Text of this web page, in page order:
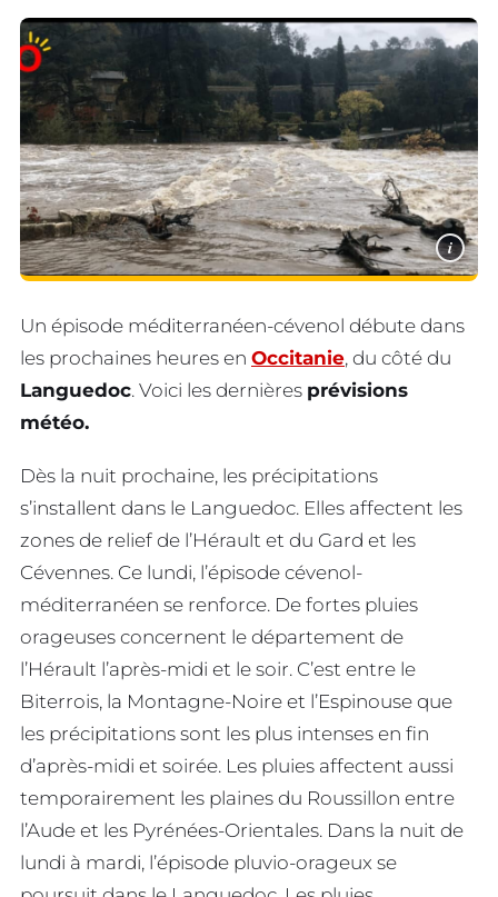
i
Un épisode méditerranéen-cévenol débute dans
les prochaines heures en Occitanie, du côté du
Languedoc. Voici les dernières prévisions
météo.
Dès la nuit prochaine, les précipitations
s’installent dans le Languedoc. Elles affectent les
zones de relief de l’Hérault et du Gard et les
Cévennes. Ce lundi, l’épisode cévenol-
méditerranéen se renforce. De fortes pluies
orageuses concernent le département de
l’Hérault l’après-midi et le soir. C’est entre le
Biterrois, la Montagne-Noire et l’Espinouse que
les précipitations sont les plus intenses en fin
d’après-midi et soirée. Les pluies affectent aussi
temporairement les plaines du Roussillon entre
l’Aude et les Pyrénées-Orientales. Dans la nuit de
lundi à mardi, l’épisode pluvio-orageux se